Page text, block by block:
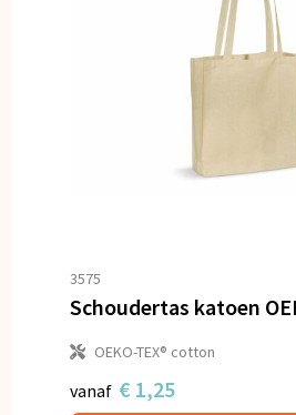
3575
OEKO-TEX® cotton
vanaf € 1,25